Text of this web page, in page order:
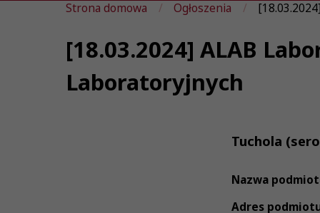
Strona domowa Ogłoszenia
[18.03.2024] ALAB
Laboratoryjnych
Tuchola
Nazwa
Adres